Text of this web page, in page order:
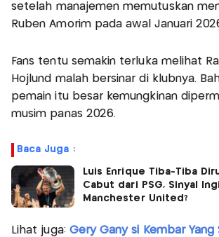
setelah manajemen memutuskan
Ruben Amorim pada awal Januari
Fans tentu semakin terluka melihat
Hojlund malah bersinar di klubnya.
pemain itu besar kemungkinan
musim panas 2026.
Baca Juga :
Luis Enrique Tiba-Tiba
Cabut dari PSG, Sinyal
Manchester United?
Lihat juga: Gery Gany si Kembar Yang